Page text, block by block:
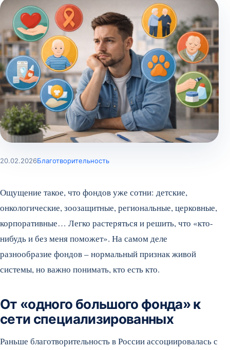
20.02.2026Благотворительность
Ощущение такое, что фондов уже сотни: детские,
онкологические, зоозащитные, региональные, церковные,
корпоративные… Легко растеряться и решить, что «кто-
нибудь и без меня поможет». На самом деле
разнообразие фондов – нормальный признак живой
системы, но важно понимать, кто есть кто.
От «одного большого фонда» к
сети специализированных
Раньше благотворительность в России ассоциировалась с